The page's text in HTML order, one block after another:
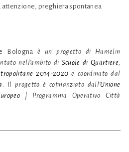
attenzione, preghiera spontanea
Bolognaè un progetto di Hamelin
nell’ambito di Scuole di Quartiere,
2014-2020 e coordinato dal
. Il progetto è cofinanziato dall’Unione
| Programma Operativo Città